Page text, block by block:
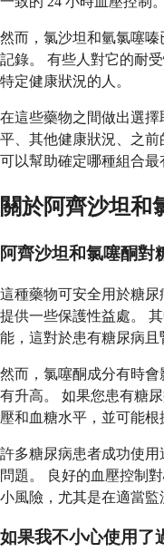
然而，氯沙坦和氫氯噻
記錄。 有些人對它的耐
特定健康狀況的人。
在這些藥物之間做出選
平、其他健康狀況、之
可以幫助確定哪種組合最
關於阿齊沙坦和
阿齊沙坦和氯噻酮對
這種藥物可安全用於糖
提供一些保護性益處。
能，這對於患有糖尿病且
然而，氯噻酮成分有時
有升高。 如果您患有糖
壓和血糖水平，並可能根
許多糖尿病患者成功使
問題。 良好的血壓控制
小風險，尤其是在適當監
如果我不小心使用了